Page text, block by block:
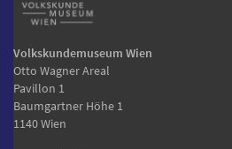
Volkskundemuseum Wien
Otto Wagner Areal
Pavillon 1
Baumgartner Höhe 1
1140 Wien